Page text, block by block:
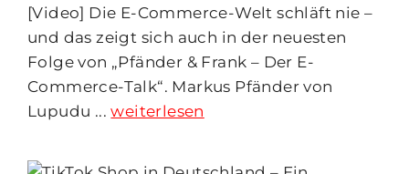
[Video] Die E-Commerce-Welt schläft nie –
und das zeigt sich auch in der neuesten
Folge von „Pfänder & Frank – Der E-
Commerce-Talk“. Markus Pfänder von
Lupudu ...weiterlesen